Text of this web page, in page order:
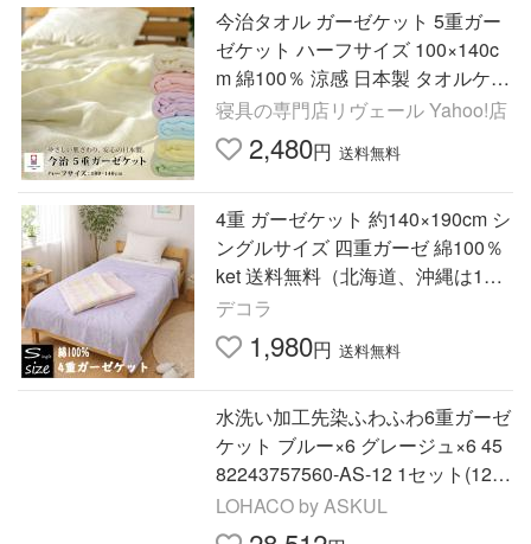
今治タオル ガーゼケット 5重ガー
ゼケット ハーフサイズ 100×140c
m 綿100％ 涼感 日本製 タオルケッ
ト ハーフケット 無地 子供 夏用
寝具の専門店リヴェール Yahoo!店
2,480円 送料無料
4重 ガーゼケット 約140×190cm シ
ングルサイズ 四重ガーゼ 綿100％
ket 送料無料（北海道、沖縄は150
0円別途）
デコラ
1,980円 送料無料
水洗い加工先染ふわふわ6重ガーゼ
ケット ブルー×6 グレージュ×6 45
82243757560-AS-12 1セット(12枚
入)（直送品）
LOHACO by ASKUL